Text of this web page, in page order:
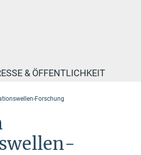
& ÖFFENTLICHKEIT
Forschung